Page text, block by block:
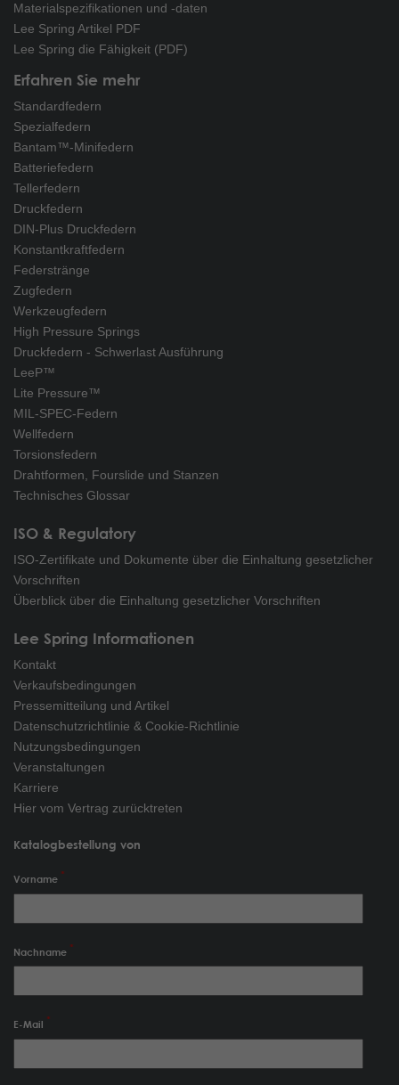
Materialspezifikationen und -daten
Lee Spring Artikel PDF
Lee Spring die Fähigkeit (PDF)
Erfahren Sie mehr
Standardfedern
Spezialfedern
Bantam™-Minifedern
Batteriefedern
Tellerfedern
Druckfedern
DIN-Plus Druckfedern
Konstantkraftfedern
Federstränge
Zugfedern
Werkzeugfedern
High Pressure Springs
Druckfedern - Schwerlast Ausführung
LeeP™
Lite Pressure™
MIL-SPEC-Federn
Wellfedern
Torsionsfedern
Drahtformen, Fourslide und Stanzen
Technisches Glossar
ISO & Regulatory
ISO-Zertifikate und Dokumente über die Einhaltung gesetzlicher
Vorschriften
Überblick über die Einhaltung gesetzlicher Vorschriften
Lee Spring Informationen
Kontakt
Verkaufsbedingungen
Pressemitteilung und Artikel
Datenschutzrichtlinie & Cookie-Richtlinie
Nutzungsbedingungen
Veranstaltungen
Karriere
Hier vom Vertrag zurücktreten
Katalogbestellung von
Vorname
Nachname
E-Mail